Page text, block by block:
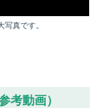
写真です。
考動画）